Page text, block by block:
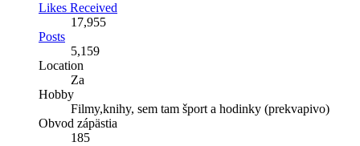
Likes Received
17,955
Posts
5,159
Location
Za
Hobby
Filmy,knihy, sem tam šport a hodinky (prekvapivo)
Obvod zápästia
185